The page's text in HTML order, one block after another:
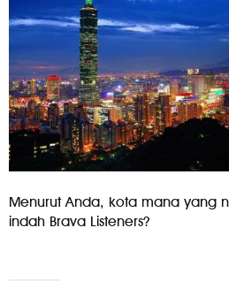
Menurut Anda, kota mana yang
indah Brava Listeners?